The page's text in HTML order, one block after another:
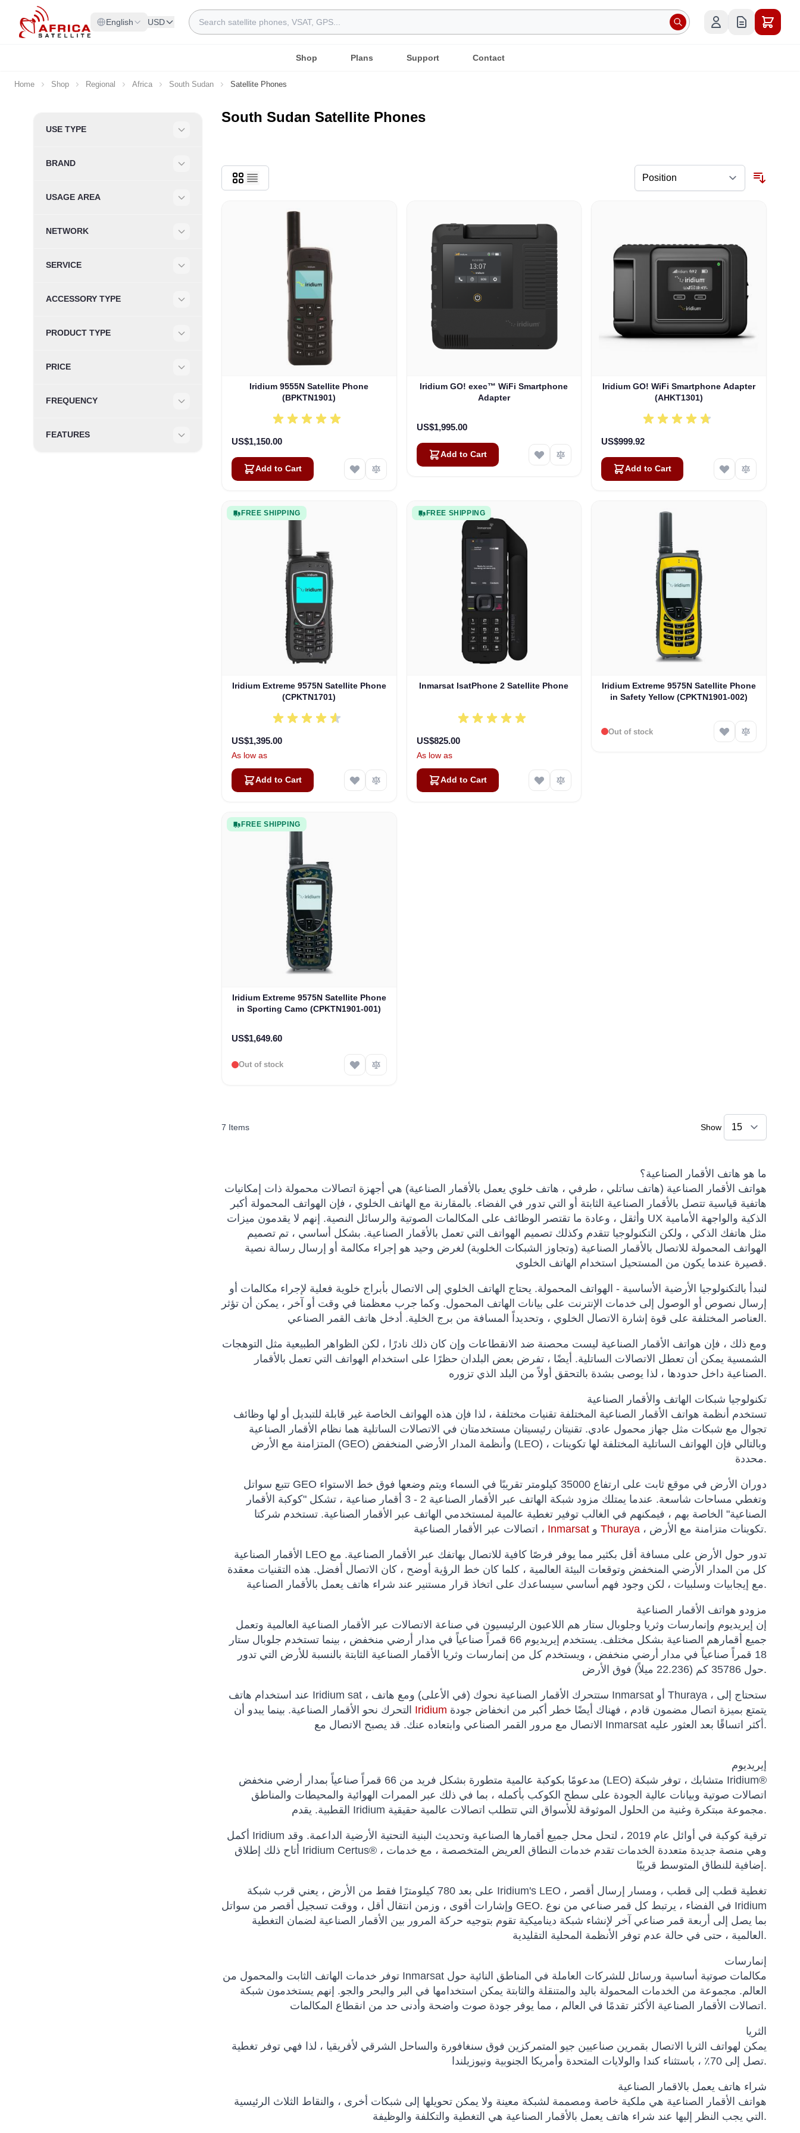
Skip to Content
English USD
Search
Shop Plans Support Contact
Home Shop Regional Africa South Sudan Satellite Phones
Skip to product list
USE TYPE
BRAND
USAGE AREA
NETWORK
SERVICE
ACCESSORY TYPE
PRODUCT TYPE
PRICE
FREQUENCY
FEATURES
South Sudan Satellite Phones
Iridium 9555N Satellite Phone
(BPKTN1901)
US$1,150.00
Add to Cart
Iridium GO! exec™ WiFi Smartphone
Adapter
US$1,995.00
Add to Cart
Iridium GO! WiFi Smartphone Adapter
(AHKT1301)
US$999.92
Add to Cart
FREE SHIPPING
Iridium Extreme 9575N Satellite Phone
(CPKTN1701)
US$1,395.00
As low as
Add to Cart
FREE SHIPPING
Inmarsat IsatPhone 2 Satellite Phone
US$825.00
As low as
Add to Cart
Iridium Extreme 9575N Satellite Phone
in Safety Yellow (CPKTN1901-002)
Out of stock
FREE SHIPPING
Iridium Extreme 9575N Satellite Phone
in Sporting Camo (CPKTN1901-001)
US$1,649.60
Out of stock
7 Items Show
ما هو هاتف الأقمار الصناعية؟
هواتف الأقمار الصناعية (هاتف ساتلي ، طرفي ، هاتف خلوي يعمل بالأقمار الصناعية) هي أجهزة اتصالات محمولة ذات إمكانيات
هاتفية قياسية تتصل بالأقمار الصناعية الثابتة أو التي تدور في الفضاء. بالمقارنة مع الهاتف الخلوي ، فإن الهواتف المحمولة أكبر
وأثقل ، وعادة ما تقتصر الوظائف على المكالمات الصوتية والرسائل النصية. إنهم لا يقدمون ميزات UX الذكية والواجهة الأمامية
مثل هاتفك الذكي ، ولكن التكنولوجيا تتقدم وكذلك تصميم الهواتف التي تعمل بالأقمار الصناعية. بشكل أساسي ، تم تصميم
الهواتف المحمولة للاتصال بالأقمار الصناعية (وتجاوز الشبكات الخلوية) لغرض وحيد هو إجراء مكالمة أو إرسال رسالة نصية
قصيرة عندما يكون من المستحيل استخدام الهاتف الخلوي.
لنبدأ بالتكنولوجيا الأرضية الأساسية - الهواتف المحمولة. يحتاج الهاتف الخلوي إلى الاتصال بأبراج خلوية فعلية لإجراء مكالمات أو
إرسال نصوص أو الوصول إلى خدمات الإنترنت على بيانات الهاتف المحمول. وكما جرب معظمنا في وقت أو آخر ، يمكن أن تؤثر
العناصر المختلفة على قوة إشارة الاتصال الخلوي ، وتحديداً المسافة من برج الخلية. أدخل هاتف القمر الصناعي.
ومع ذلك ، فإن هواتف الأقمار الصناعية ليست محصنة ضد الانقطاعات وإن كان ذلك نادرًا ، لكن الظواهر الطبيعية مثل التوهجات
الشمسية يمكن أن تعطل الاتصالات الساتلية. أيضًا ، تفرض بعض البلدان حظرًا على استخدام الهواتف التي تعمل بالأقمار
الصناعية داخل حدودها ، لذا يوصى بشدة بالتحقق أولاً من البلد الذي تزوره.
تكنولوجيا شبكات الهاتف والأقمار الصناعية
تستخدم أنظمة هواتف الأقمار الصناعية المختلفة تقنيات مختلفة ، لذا فإن هذه الهواتف الخاصة غير قابلة للتبديل أو لها وظائف
تجوال مع شبكات مثل جهاز محمول عادي. تقنيتان رئيسيتان مستخدمتان في الاتصالات الساتلية هما نظام الأقمار الصناعية
المتزامنة مع الأرض (GEO) وأنظمة المدار الأرضي المنخفض (LEO) ، وبالتالي فإن الهواتف الساتلية المختلفة لها تكوينات
محددة.
تتبع سواتل GEO دوران الأرض في موقع ثابت على ارتفاع 35000 كيلومتر تقريبًا في السماء ويتم وضعها فوق خط الاستواء
وتغطي مساحات شاسعة. عندما يمتلك مزود شبكة الهاتف عبر الأقمار الصناعية 2 - 3 أقمار صناعية ، تشكل "كوكبة الأقمار
الصناعية" الخاصة بهم ، فيمكنهم في الغالب توفير تغطية عالمية لمستخدمي الهاتف عبر الأقمار الصناعية. تستخدم شركتا
اتصالات عبر الأقمار الصناعية ، Inmarsat Thuraya ، تكوينات متزامنة مع الأرض.
الأقمار الصناعية LEO تدور حول الأرض على مسافة أقل بكثير مما يوفر فرصًا كافية للاتصال بهاتفك عبر الأقمار الصناعية. مع
كل من المدار الأرضي المنخفض وتوقعات البيئة العالمية ، كلما كان خط الرؤية أوضح ، كان الاتصال أفضل. هذه التقنيات معقدة
مع إيجابيات وسلبيات ، لكن وجود فهم أساسي سيساعدك على اتخاذ قرار مستنير عند شراء هاتف يعمل بالأقمار الصناعية.
مزودو هواتف الأقمار الصناعية
إن إيريديوم وإنمارسات وثريا وجلوبال ستار هم اللاعبون الرئيسيون في صناعة الاتصالات عبر الأقمار الصناعية العالمية وتعمل
جميع أقمارهم الصناعية بشكل مختلف. يستخدم إيريديوم 66 قمراً صناعياً في مدار أرضي منخفض ، بينما تستخدم جلوبال ستار
18 قمراً صناعياً في مدار أرضي منخفض ، ويستخدم كل من إنمارسات وثريا الأقمار الصناعية الثابتة بالنسبة للأرض التي تدور
حول 35786 كم (22.236 ميلاً) فوق الأرض.
عند استخدام هاتف Iridium sat ، ستتحرك الأقمار الصناعية نحوك (في الأعلى) ومع هاتف Inmarsat أو Thuraya ، ستحتاج إلى
Iridium
الاتصال مع مرور القمر الصناعي وابتعاده عنك. قد يصبح الاتصال مع Inmarsat أكثر اتساقًا بعد العثور عليه.
إيريديوم
مدعومًا بكوكبة عالمية متطورة بشكل فريد من 66 قمراً صناعياً بمدار أرضي منخفض (LEO) متشابك ، توفر شبكة Iridium®
اتصالات صوتية وبيانات عالية الجودة على سطح الكوكب بأكمله ، بما في ذلك عبر الممرات الهوائية والمحيطات والمناطق
القطبية. يقدم Iridium مجموعة مبتكرة وغنية من الحلول الموثوقة للأسواق التي تتطلب اتصالات عالمية حقيقية.
أكمل Iridium ترقية كوكبة في أوائل عام 2019 ، لتحل محل جميع أقمارها الصناعية وتحديث البنية التحتية الأرضية الداعمة. وقد
أتاح ذلك إطلاق Iridium Certus® ، وهي منصة جديدة متعددة الخدمات تقدم خدمات النطاق العريض المتخصصة ، مع خدمات
إضافية للنطاق المتوسط ​​قريبًا.
على بعد 780 كيلومترًا فقط من الأرض ، يعني قرب شبكة Iridium's LEO تغطية قطب إلى قطب ، ومسار إرسال أقصر ،
وإشارات أقوى ، وزمن انتقال أقل ، ووقت تسجيل أقصر من سواتل GEO. في الفضاء ، يرتبط كل قمر صناعي من نوع Iridium
بما يصل إلى أربعة قمر صناعي آخر لإنشاء شبكة ديناميكية تقوم بتوجيه حركة المرور بين الأقمار الصناعية لضمان التغطية
العالمية ، حتى في حالة عدم توفر الأنظمة المحلية التقليدية.
إنمارسات
توفر خدمات الهاتف الثابت والمحمول من Inmarsat مكالمات صوتية أساسية ورسائل للشركات العاملة في المناطق النائية حول
العالم. مجموعة من الخدمات المحمولة باليد والمتنقلة والثابتة يمكن استخدامها في البر والبحر والجو. إنهم يستخدمون شبكة
اتصالات الأقمار الصناعية الأكثر تقدمًا في العالم ، مما يوفر جودة صوت واضحة وأدنى حد من انقطاع المكالمات.
الثريا
يمكن لهواتف الثريا الاتصال بقمرين صناعيين جيو المتمركزين فوق سنغافورة والساحل الشرقي لأفريقيا ، لذا فهي توفر تغطية
تصل إلى 70٪ ، باستثناء كندا والولايات المتحدة وأمريكا الجنوبية ونيوزيلندا.
شراء هاتف يعمل بالاقمار الصناعية
هواتف الأقمار الصناعية هي ملكية خاصة ومصممة لشبكة معينة ولا يمكن تحويلها إلى شبكات أخرى ، والنقاط الثلاث الرئيسية
التي يجب النظر إليها عند شراء هاتف يعمل بالأقمار الصناعية هي التغطية والتكلفة والوظيفة.